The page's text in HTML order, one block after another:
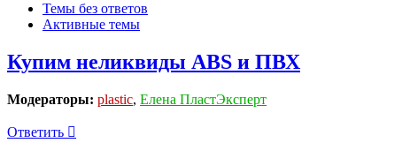
Темы без ответов
Активные темы
Купим неликвиды ABS и ПВХ
Модераторы: plastic, Елена ПластЭксперт
Ответить